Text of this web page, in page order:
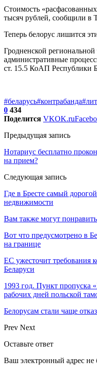
Стоимость
тысяч рублей, сообщили в
Теперь белорус лишится
Гродненской
административные
ст. 15.5 КоАП Республики
#беларусь#контрабанда
0 434
Поделится VKOK.ru
Предыдущая запись
Нотариус бесплатно
на прием?
Следующая запись
Где в Бресте самый
недвижимости
Вам также могут
Вот что предусмотрено в
на границе
ЕС ужесточит требования
Беларуси
1993 год. Пункт пропуска
рабочих дней польской
Белорусам стали чаще
Prev Next
Оставьте ответ
Ваш электронный адрес не